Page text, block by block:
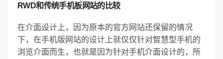
RWD和传统手机板网站的比较
在介面设计上，因为原本的官方网站还保留的情况
下，在手机版网站的设计上就仅仅针对智慧型手机的
浏览介面而生，也就是因为针对手机介面设计的，所